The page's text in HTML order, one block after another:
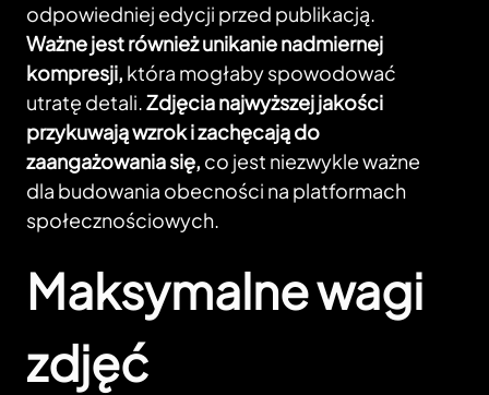
odpowiedniej edycji przed publikacją.
Ważne jest również unikanie nadmiernej
kompresji, która mogłaby spowodować
utratę detali.Zdjęcia najwyższej jakości
przykuwają wzrok i zachęcają do
zaangażowania się, co jest niezwykle ważne
dla budowania obecności na platformach
społecznościowych.
Maksymalne wagi
zdjęć